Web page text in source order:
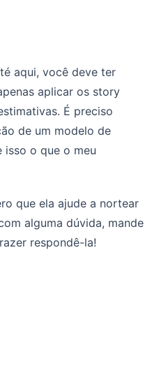
aqui, você deve ter
aplicar os story
É preciso
de um modelo de
isso o que o meu
que ela ajude a nortear
alguma dúvida, mande
respondê-la!